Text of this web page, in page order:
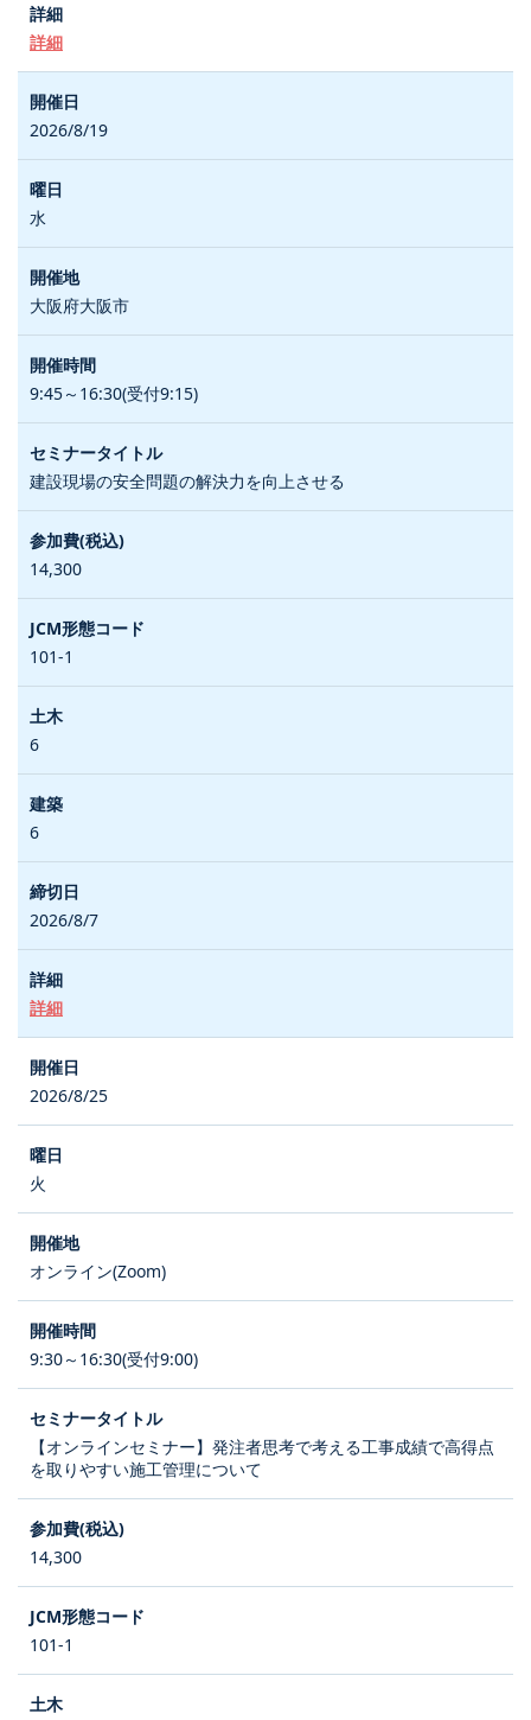
詳細
2026/8/19
水
大阪府大阪市
9:45～16:30(受付9:15)
建設現場の安全問題の解決力を向上させる
14,300
101-1
6
6
2026/8/7
詳細
2026/8/25
火
オンライン(Zoom)
9:30～16:30(受付9:00)
【オンラインセミナー】発注者思考で考える工事成績で高得点
を取りやすい施工管理について
14,300
101-1